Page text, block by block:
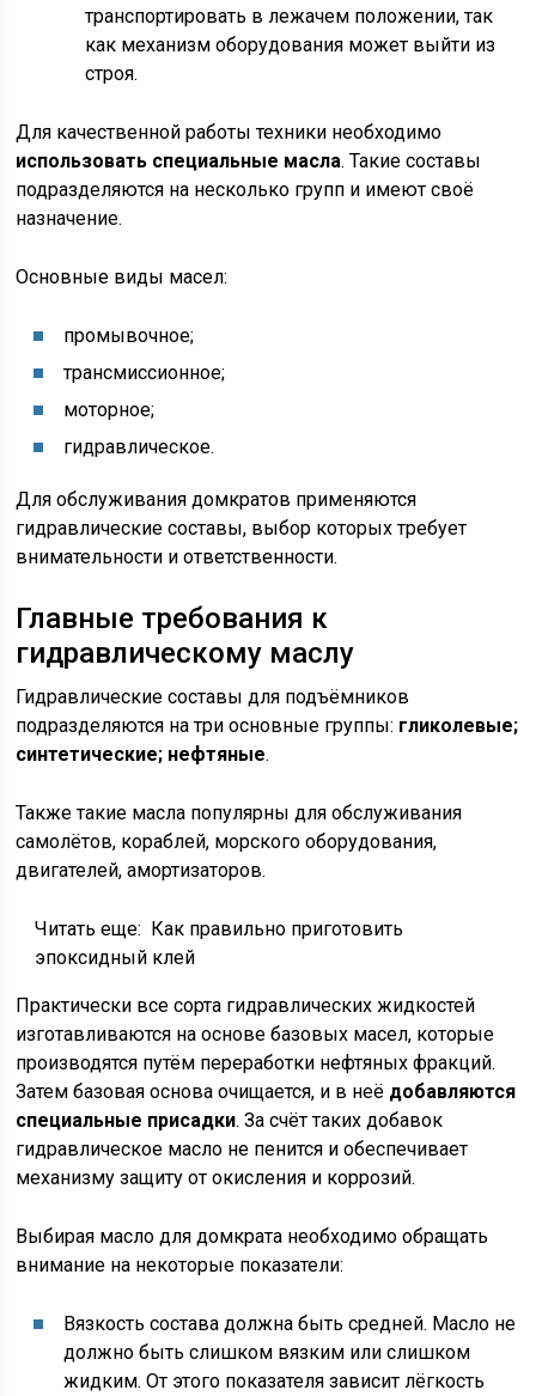
транспортировать в лежачем положении, так
как механизм оборудования может выйти из
строя.
Для качественной работы техники необходимо
использовать специальные масла. Такие составы
подразделяются на несколько групп и имеют своё
назначение.
Основные виды масел:
промывочное;
трансмиссионное;
моторное;
гидравлическое.
Для обслуживания домкратов применяются
гидравлические составы, выбор которых требует
внимательности и ответственности.
Главные требования к
гидравлическому маслу
Гидравлические составы для подъёмников
подразделяются на три основные группы: гликолевые;
синтетические; нефтяные.
Также такие масла популярны для обслуживания
самолётов, кораблей, морского оборудования,
двигателей, амортизаторов.
Читать еще: Как правильно приготовить
эпоксидный клей
Практически все сорта гидравлических жидкостей
изготавливаются на основе базовых масел, которые
производятся путём переработки нефтяных фракций.
Затем базовая основа очищается, и в неё добавляются
специальные присадки. За счёт таких добавок
гидравлическое масло не пенится и обеспечивает
механизму защиту от окисления и коррозий.
Выбирая масло для домкрата необходимо обращать
внимание на некоторые показатели:
Вязкость состава должна быть средней. Масло не
должно быть слишком вязким или слишком
жидким. От этого показателя зависит лёгкость